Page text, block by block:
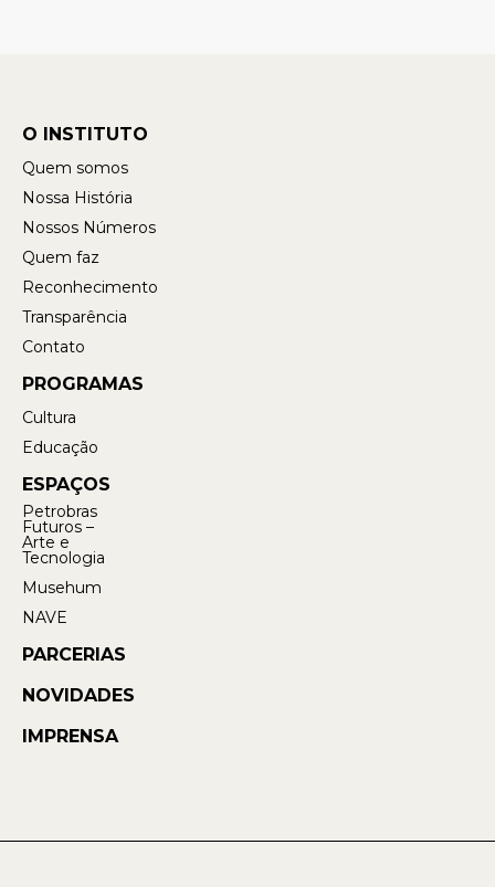
O INSTITUTO
Quem somos
Nossa História
Nossos Números
Quem faz
Reconhecimento
Transparência
Contato
PROGRAMAS
Cultura
Educação
ESPAÇOS
Petrobras
Futuros –
Arte e
Tecnologia
Musehum
NAVE
PARCERIAS
NOVIDADES
IMPRENSA